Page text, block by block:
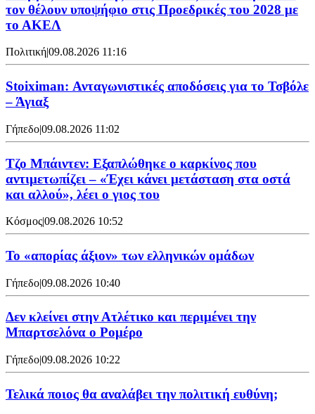
τον θέλουν υποψήφιο στις Προεδρικές του 2028 με
το ΑΚΕΛ
Πολιτική|09.08.2026 11:16
Stoiximan: Ανταγωνιστικές αποδόσεις για το Τσβόλε
– Άγιαξ
Γήπεδο|09.08.2026 11:02
Τζο Μπάιντεν: Εξαπλώθηκε ο καρκίνος που
αντιμετωπίζει – «Έχει κάνει μετάσταση στα οστά
και αλλού», λέει ο γιος του
Κόσμος|09.08.2026 10:52
Το «απορίας άξιον» των ελληνικών ομάδων
Γήπεδο|09.08.2026 10:40
Δεν κλείνει στην Ατλέτικο και περιμένει την
Μπαρτσελόνα ο Ρομέρο
Γήπεδο|09.08.2026 10:22
Τελικά ποιος θα αναλάβει την πολιτική ευθύνη;